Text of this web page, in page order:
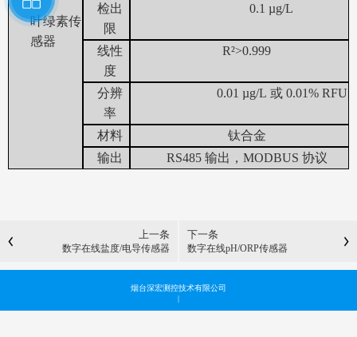
叶绿素传
感器
检出
限
0.1 µg/L
线性
度
R²>0.999
分辨
率
0.01 µg/L 或 0.01% RFU
材料
钛合金
输出
RS485输出 ，MODBUS 协议
上一条
数字在线盐度/电导传感器
下一条
数字在线pH/ORP传感器
烟台深宏测控技术有限公司